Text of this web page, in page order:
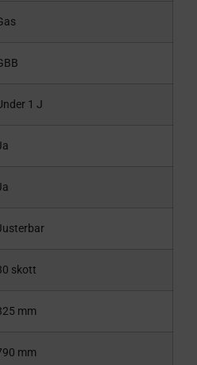
1 J
skott
mm
mm